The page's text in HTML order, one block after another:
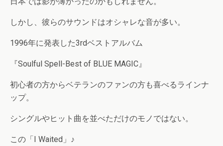
しかし、彼らのサウンドはオシャレな音が多い。
1996年に発表した3rdベストアルバム
『Soulful Spell-Best of BLUE MAGIC』
初心者の方からベテランのファンの方も喜べるラインナ
ップ。
シングルやヒット曲を並べただけのモノではない。
この「I Waited」♪